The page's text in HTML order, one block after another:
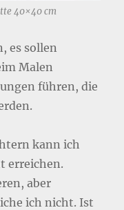
40×40 cm
es sollen
Malen
führen, die
kann ich
erreichen.
aber
ich nicht. Ist